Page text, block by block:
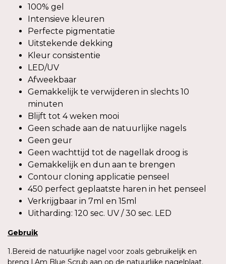
100% gel
Intensieve kleuren
Perfecte pigmentatie
Uitstekende dekking
Kleur consistentie
LED/UV
Afweekbaar
Gemakkelijk te verwijderen in slechts 10
minuten
Blijft tot 4 weken mooi
Geen schade aan de natuurlijke nagels
Geen geur
Geen wachttijd tot de nagellak droog is
Gemakkelijk en dun aan te brengen
Contour cloning applicatie penseel
450 perfect geplaatste haren in het penseel
Verkrijgbaar in 7ml en 15ml
Uitharding: 120 sec. UV / 30 sec. LED
Gebruik
1.Bereid de natuurlijke nagel voor zoals gebruikelijk en
breng I.Am Blue Scrub aan op de natuurlijke nagelplaat.